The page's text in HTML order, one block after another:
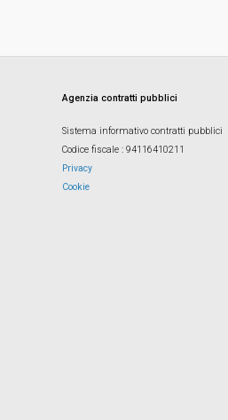
Agenzia contratti pubblici
Sistema informativo contratti pubblici
Codice fiscale : 94116410211
Privacy
Cookie